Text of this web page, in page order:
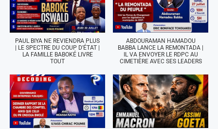
PAUL BIYA NE REVIENDRA PLUS
| LE SPECTRE DU COUP D'ÉTAT |
LA FAMILLE BABOKÉ LIVRE
TOUT
ABDOURAMAN HAMADOU
BABBA LANCE LA REMONTADA |
IL VA ENVOYER LE RDPC AU
CIMETIÈRE AVEC SES LEADERS